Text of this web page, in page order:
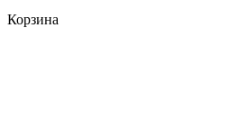
Корзина